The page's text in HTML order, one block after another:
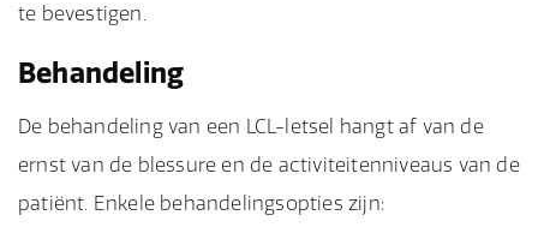
te bevestigen.
Behandeling
De behandeling van een LCL-letsel hangt af van de
ernst van de blessure en de activiteitenniveaus van de
patiënt. Enkele behandelingsopties zijn: